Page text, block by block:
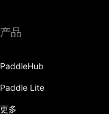
产品
PaddleHub
Paddle Lite
更多